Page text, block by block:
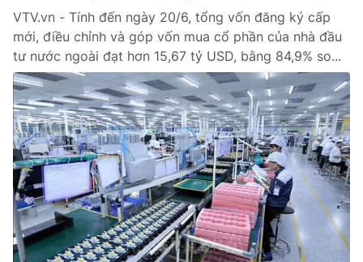
VTV.vn - Tính đến ngày 20/6, tổng vốn đăng ký cấp
mới, điều chỉnh và góp vốn mua cổ phần của nhà đầu
tư nước ngoài đạt hơn 15,67 tỷ USD, bằng 84,9% so...